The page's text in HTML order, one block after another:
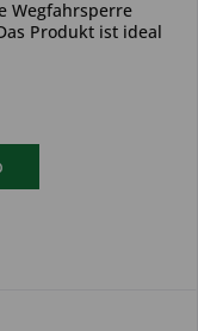
Wegfahrsperre
Produkt ist ideal